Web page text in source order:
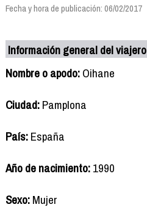
Fecha y hora de publicación: 06/02/2017
Información general del viajero
Nombre o apodo:Oihane
Ciudad:Pamplona
País:España
Año de nacimiento:1990
Sexo:Mujer